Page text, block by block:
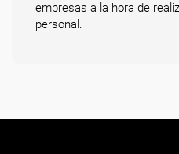
empresas a la hora de
personal.